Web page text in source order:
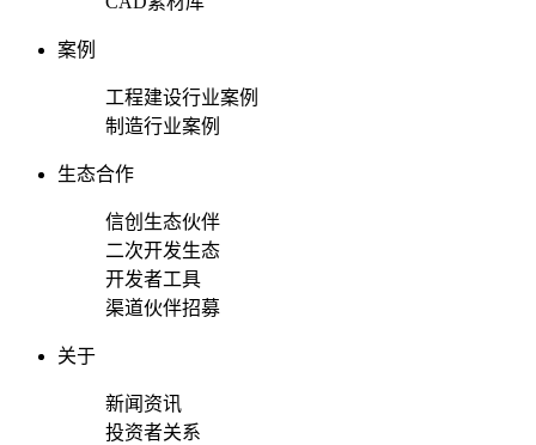
案例
工程建设行业案例
制造行业案例
生态合作
信创生态伙伴
二次开发生态
开发者工具
渠道伙伴招募
关于
新闻资讯
投资者关系